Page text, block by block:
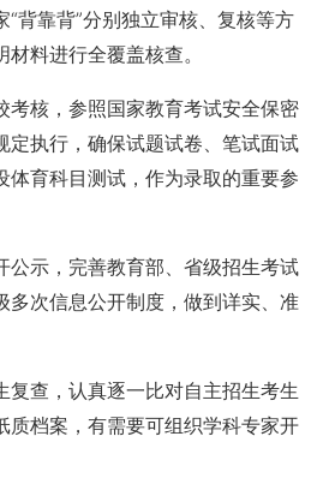
背靠背”分别独立审核、复核等方
料进行全覆盖核查。
核，参照国家教育考试安全保密
定执行，确保试题试卷、笔试面试
体育科目测试，作为录取的重要参
示，完善教育部、省级招生考试
多次信息公开制度，做到详实、准
查，认真逐一比对自主招生考生
质档案，有需要可组织学科专家开